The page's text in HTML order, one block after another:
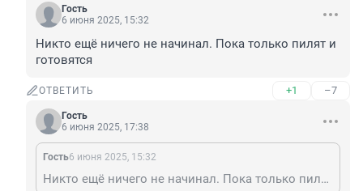
Гость
6 июня 2025, 15:32
Никто ещё ничего не начинал. Пока только пилят и
готовятся
ОТВЕТИТЬ +1 –7
Гость
6 июня 2025, 17:38
Гость6 июня 2025, 15:32
Никто ещё ничего не начинал. Пока только пилят и готовятся